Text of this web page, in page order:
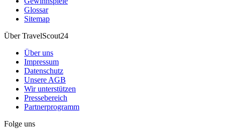
Glossar
Sitemap
Über TravelScout24
Über uns
Impressum
Datenschutz
Unsere AGB
Wir unterstützen
Pressebereich
Partnerprogramm
Folge uns